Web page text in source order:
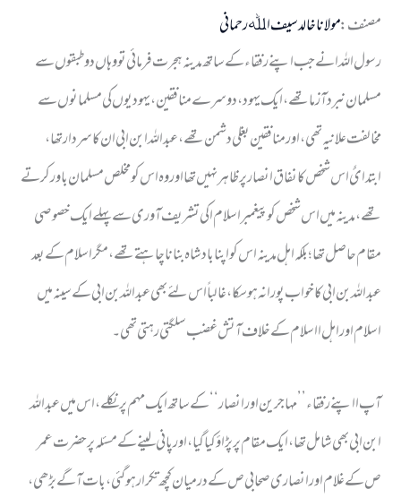
مصنف:مولانا خالد سیف اﷲ رحمانی
رسول اللہ ا نے جب اپنے رفقاء کے ساتھ مدینہ ہجرت فرمائی تو وہاں دو طبقوں سے
مسلمان نبرد آزما تھے ، ایک یہود ، دوسرے منافقین ، یہودیوں کی مسلمانوں سے
مخالفت علانیہ تھی ، اور منافقین بغلی دشمن تھے ، عبد اللہ ابن ابی ان کا سردار تھا ،
ابتدائً اس شخص کا نفاق انصار پر ظاہر نہیں تھا اور وہ اس کو مخلص مسلمان باور کرتے
تھے ، مدینہ میں اس شخص کو پیغمبر اسلام ا کی تشریف آوری سے پہلے ایک خصوصی
مقام حاصل تھا ؛ بلکہ اہل مدینہ اس کو اپنا بادشاہ بنانا چاہتے تھے ، مگر اسلام کے بعد
عبد اللہ بن ابی کا خواب پورا نہ ہو سکا ، غالباً اس لئے بھی عبد اللہ بن ابی کے سینہ میں
اسلام اور اہل ااسلام کے خلاف آتش غضب سلگتی رہتی تھی ۔
آپ ا اپنے رفقاء ’’ مہاجرین اور انصار ‘‘ کے ساتھ ایک مہم پر نکلے ، اس میں عبد اللہ
ابن ابی بھی شامل تھا ، ایک مقام پر پڑاؤ کیا گیا ، اورپانی لینے کے مسئلہ پر حضرت عمر
ص کے غلام اور انصاری صحابی ص کے درمیان کچھ تکرار ہو گئی ، بات آگے بڑھی ،